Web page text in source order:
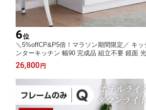
6位
＼5%offCP&P5倍！マラソン期間限定／ キッ
ンターキッチン 幅90 完成品 組立不要 鏡面
ジ台 木製 北欧 モダン ホワイト / 白 フルオー
完成品 シンプル キッチン収納 大容量収納 通
26,800 円